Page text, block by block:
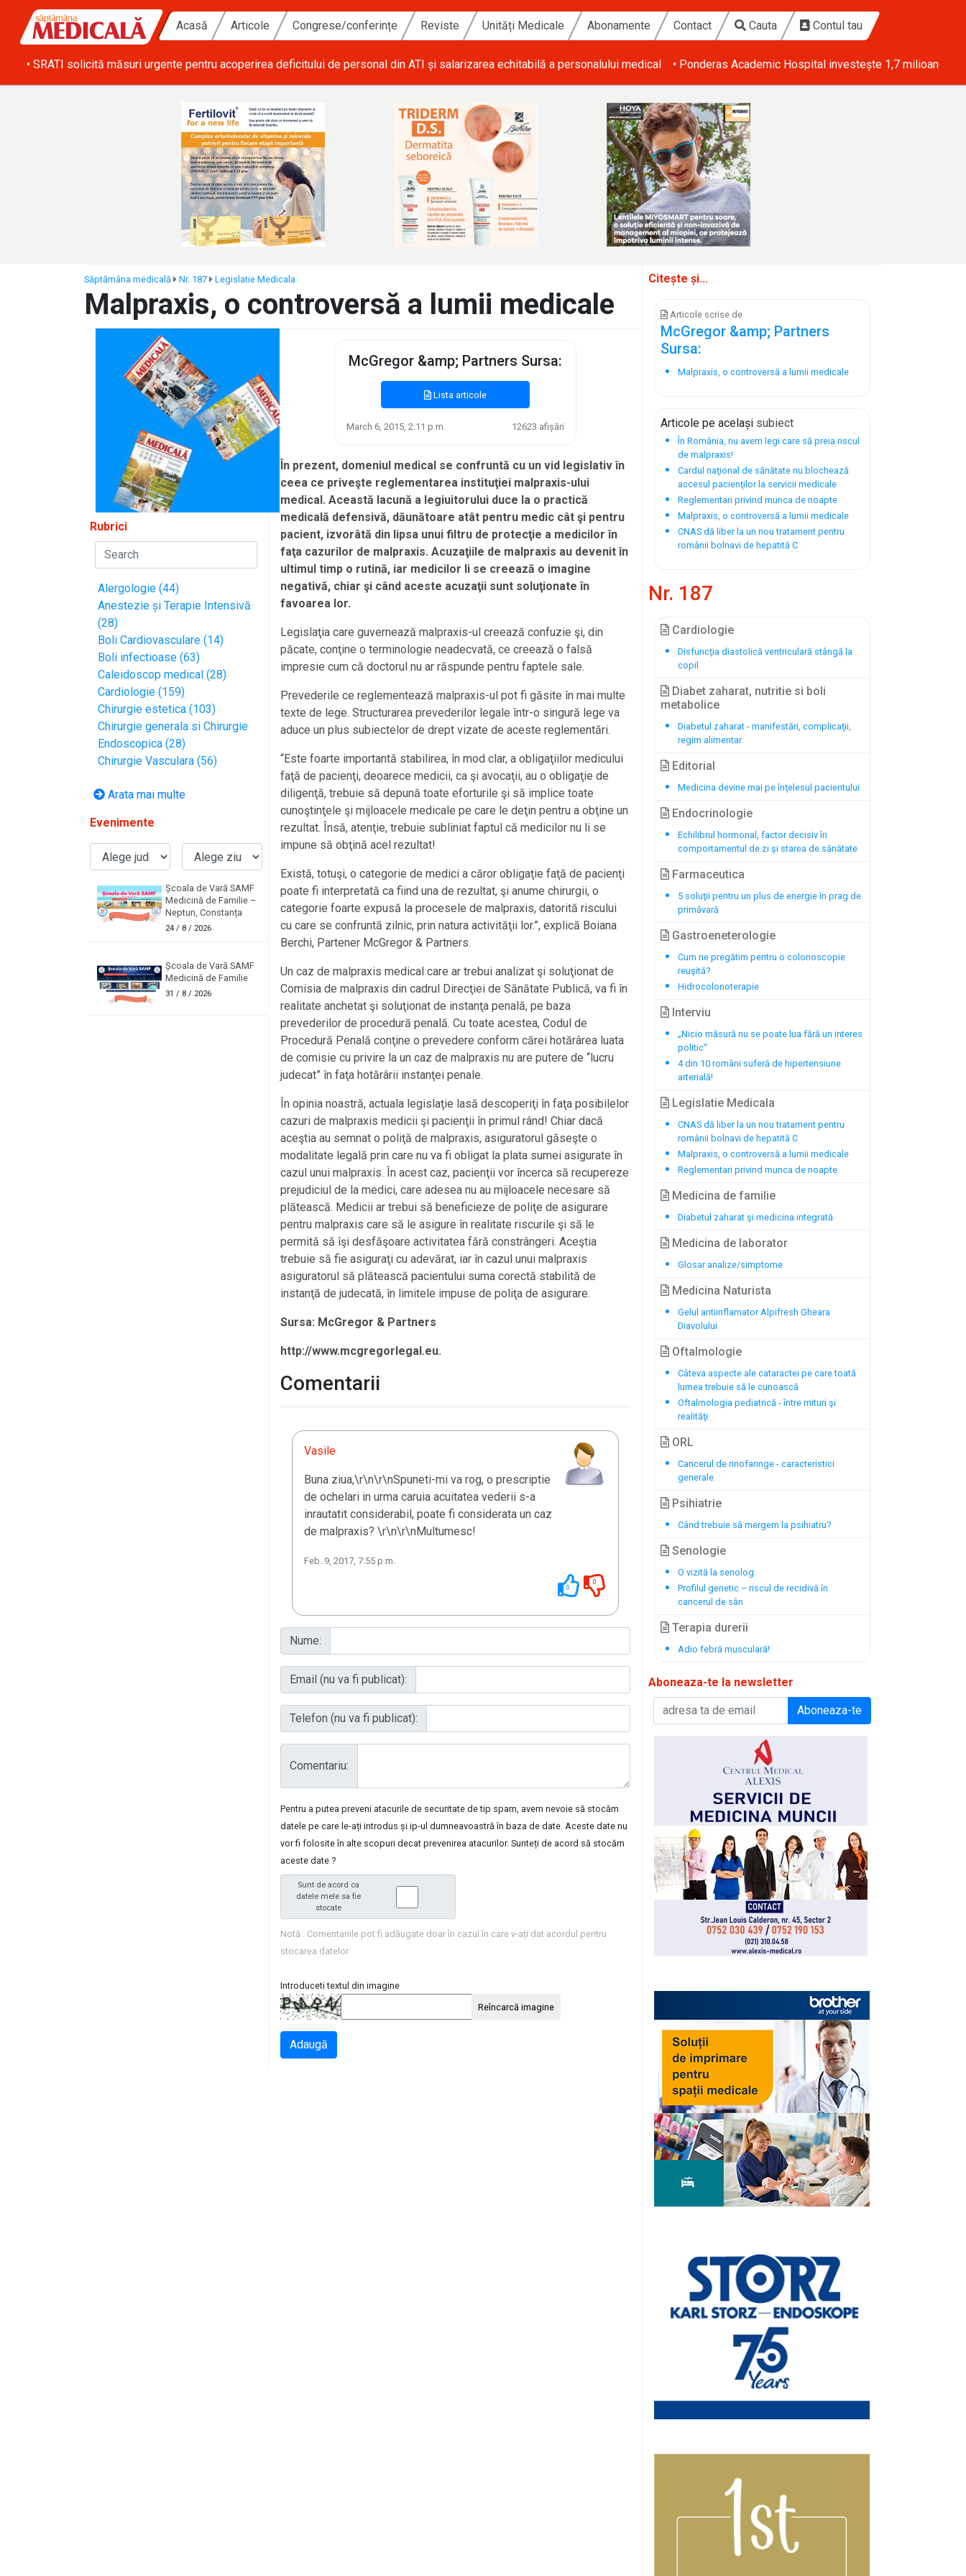
Acasă Articole Congrese/conferințe Reviste Unități Medicale Abonamente Contact Cauta Contul tau
• SRATI solicită măsuri urgente pentru acoperirea deficitului de personal din ATI și salarizarea echitabilă a personalului medical • Ponderas Academic Hospital investește 1,7 milioane
Săptămâna medicală Nr. 187 Legislatie Medicala
Malpraxis, o controversă a lumii medicale
Rubrici
Alergologie (44)
Anestezie și Terapie Intensivă
(28)
Boli Cardiovasculare (14)
Boli infectioase (63)
Caleidoscop medical (28)
Cardiologie (159)
Chirurgie estetica (103)
Chirurgie generala si Chirurgie
Endoscopica (28)
Chirurgie Vasculara (56)
Arata mai multe
Evenimente
Școala de Vară SAMF
Medicină de Familie –
Neptun, Constanța
24/ 8 / 2026
Școala de Vară SAMF
Medicină de Familie
31 / 8 / 2026
McGregor &amp; Partners Sursa:
Lista articole
March 6, 2015, 2:11 p.m. 12623 afișări
În prezent, domeniul medical se confruntă cu un vid legislativ în
ceea ce priveşte reglementarea instituţiei malpraxis-ului
medical. Această lacună a legiuitorului duce la o practică
medicală defensivă, dăunătoare atât pentru medic cât şi pentru
pacient, izvorâtă din lipsa unui filtru de protecţie a medicilor în
faţa cazurilor de malpraxis. Acuzaţiile de malpraxis au devenit în
ultimul timp o rutină, iar medicilor li se creează o imagine
negativă, chiar şi când aceste acuzaţii sunt soluţionate în
favoarea lor.
Legislaţia care guvernează malpraxis-ul creează confuzie şi, din
păcate, conţine o terminologie neadecvată, ce creează o falsă
impresie cum că doctorul nu ar răspunde pentru faptele sale.
Prevederile ce reglementează malpraxis-ul pot fi găsite în mai multe
texte de lege. Structurarea prevederilor legale într-o singură lege va
aduce un plus subiectelor de drept vizate de aceste reglementări.
“Este foarte importantă stabilirea, în mod clar, a obligaţiilor medicului
faţă de pacienţi, deoarece medicii, ca şi avocaţii, au o obligaţie de
diligenţă, trebuie să depună toate eforturile şi să implice toate
cunoştinţele şi mijloacele medicale pe care le deţin pentru a obţine un
rezultat. Însă, atenţie, trebuie subliniat faptul că medicilor nu li se
impune să obţină acel rezultat!
Există, totuşi, o categorie de medici a căror obligaţie faţă de pacienţi
poate fi interpretată ca fiind una de rezultat, şi anume chirurgii, o
categorie foarte expusă la procesele de malpraxis, datorită riscului
cu care se confruntă zilnic, prin natura activităţii lor.”, explică Boiana
Berchi, Partener McGregor & Partners.
Un caz de malpraxis medical care ar trebui analizat şi soluţionat de
Comisia de malpraxis din cadrul Direcţiei de Sănătate Publică, va fi în
realitate anchetat şi soluţionat de instanţa penală, pe baza
prevederilor de procedură penală. Cu toate acestea, Codul de
Procedură Penală conţine o prevedere conform cărei hotărârea luata
de comisie cu privire la un caz de malpraxis nu are putere de “lucru
judecat” în faţa hotărârii instanţei penale.
În opinia noastră, actuala legislaţie lasă descoperiţi în faţa posibilelor
cazuri de malpraxis medicii şi pacienţii în primul rând! Chiar dacă
aceştia au semnat o poliţă de malpraxis, asiguratorul găseşte o
modalitate legală prin care nu va fi obligat la plata sumei asigurate în
cazul unui malpraxis. În acest caz, pacienţii vor încerca să recupereze
prejudiciul de la medici, care adesea nu au mijloacele necesare să
plătească. Medicii ar trebui să beneficieze de poliţe de asigurare
pentru malpraxis care să le asigure în realitate riscurile şi să le
permită să îşi desfăşoare activitatea fără constrângeri. Aceştia
trebuie să fie asiguraţi cu adevărat, iar în cazul unui malpraxis
asiguratorul să plătească pacientului suma corectă stabilită de
instanţă de judecată, în limitele impuse de poliţa de asigurare.
Sursa: McGregor & Partners
http://www.mcgregorlegal.eu.
Comentarii
Vasile
Buna ziua,\r\n\r\nSpuneti-mi va rog, o prescriptie
de ochelari in urma caruia acuitatea vederii s-a
inrautatit considerabil, poate fi considerata un caz
de malpraxis? \r\n\r\nMultumesc!
Feb. 9, 2017, 7:55 p.m.
0
0
Nume:
Email (nu va fi publicat):
Telefon (nu va fi publicat):
Comentariu:
Pentru a putea preveni atacurile de securitate de tip spam, avem nevoie să stocăm
datele pe care le-ați introdus și ip-ul dumneavoastră în baza de date. Aceste date nu
vor fi folosite în alte scopuri decat prevenirea atacurilor. Sunteți de acord să stocăm
aceste date ?
Sunt de acord ca
datele mele sa fie
stocate
Notă : Comentariile pot fi adăugate doar în cazul în care v-ați dat acordul pentru
stocarea datelor
Introduceti textul din imagine
Reîncarcă imagine
Adaugă
Citește și...
Articole scrise de
McGregor &amp; Partners
Sursa:
Malpraxis, o controversă a lumii medicale
Articole pe același subiect
În România, nu avem legi care să preia riscul
de malpraxis!
Cardul naţional de sănătate nu blochează
accesul pacienţilor la servicii medicale
Reglementari privind munca de noapte
Malpraxis, o controversă a lumii medicale
CNAS dă liber la un nou tratament pentru
românii bolnavi de hepatită C
Nr. 187
Cardiologie
Disfuncţia diastolică ventriculară stângă la
copil
Diabet zaharat, nutritie si boli
metabolice
Diabetul zaharat - manifestări, complicaţii,
regim alimentar
Editorial
Medicina devine mai pe înţelesul pacientului
Endocrinologie
Echilibrul hormonal, factor decisiv în
comportamentul de zi şi starea de sănătate
Farmaceutica
5 soluţii pentru un plus de energie în prag de
primăvară
Gastroeneterologie
Cum ne pregătim pentru o colonoscopie
reuşită?
Hidrocolonoterapie
Interviu
„Nicio măsură nu se poate lua fără un interes
politic“
4 din 10 români suferă de hipertensiune
arterială!
Legislatie Medicala
CNAS dă liber la un nou tratament pentru
românii bolnavi de hepatită C
Malpraxis, o controversă a lumii medicale
Reglementari privind munca de noapte
Medicina de familie
Diabetul zaharat şi medicina integrată
Medicina de laborator
Glosar analize/simptome
Medicina Naturista
Gelul antiinflamator Alpifresh Gheara
Diavolului
Oftalmologie
Câteva aspecte ale cataractei pe care toată
lumea trebuie să le cunoască
Oftalmologia pediatrică - între mituri şi
realităţi
ORL
Cancerul de rinofaringe - caracteristici
generale
Psihiatrie
Când trebuie să mergem la psihiatru?
Senologie
O vizită la senolog
Profilul genetic – riscul de recidivă în
cancerul de sân
Terapia durerii
Adio febră musculară!
Aboneaza-te la newsletter
Aboneaza-te